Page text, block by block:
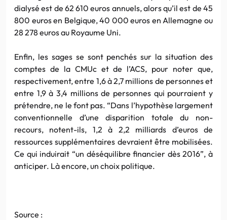
dialysé est de 62 610 euros annuels, alors qu’il est de 45
800 euros en Belgique, 40 000 euros en Allemagne ou
28 278 euros au Royaume Uni.
Enfin, les sages se sont penchés sur la situation des
comptes de la CMUc et de l’ACS, pour noter que,
respectivement, entre 1,6 à 2,7 millions de personnes et
entre 1,9 à 3,4 millions de personnes qui pourraient y
prétendre, ne le font pas. “Dans l’hypothèse largement
conventionnelle d’une disparition totale du non-
recours, notent-ils, 1,2 à 2,2 milliards d’euros de
ressources supplémentaires devraient être mobilisées.
Ce qui induirait “un déséquilibre financier dès 2016”, à
anticiper. Là encore, un choix politique.
Source :